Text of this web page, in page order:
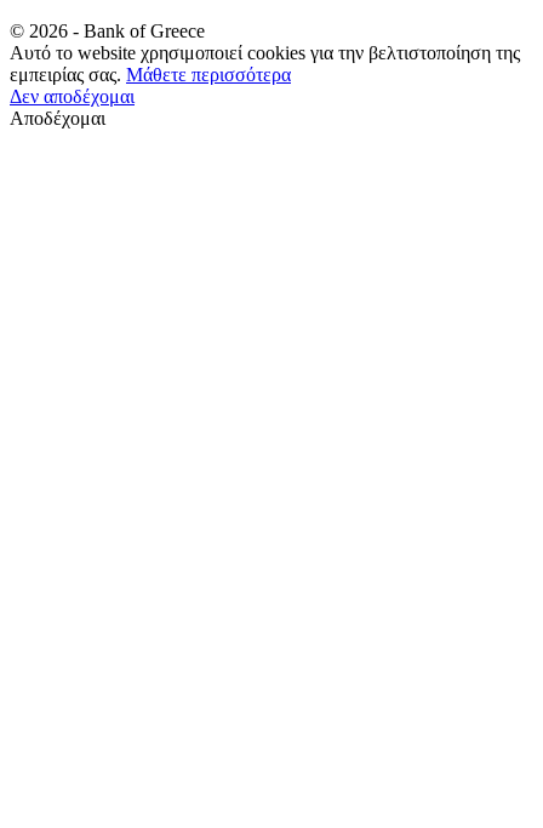
© 2026 - Bank of Greece
Αυτό το website χρησιμοποιεί cookies για την βελτιστοποίηση της
εμπειρίας σας. Μάθετε περισσότερα
Δεν αποδέχομαι
Αποδέχομαι